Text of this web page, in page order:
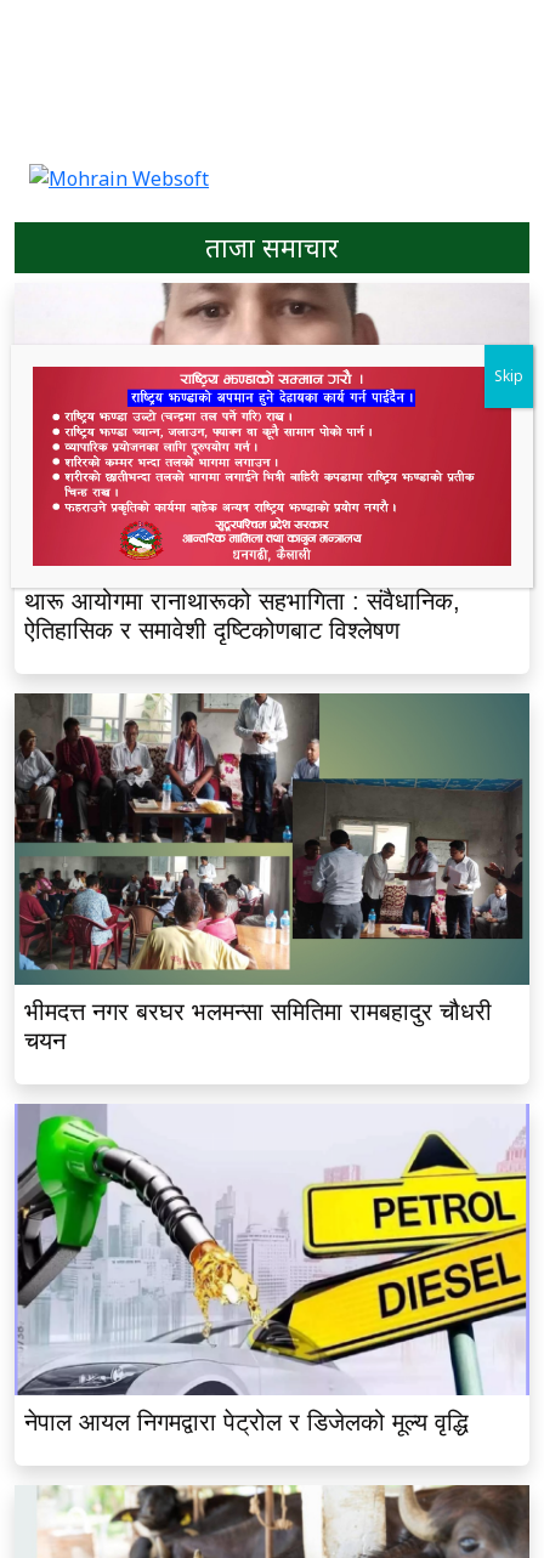
ताजा समाचार
थारू आयोगमा रानाथारूको सहभागिता : संवैधानिक,
ऐतिहासिक र समावेशी दृष्टिकोणबाट विश्लेषण
भीमदत्त नगर बरघर भलमन्सा समितिमा रामबहादुर चौधरी
चयन
नेपाल आयल निगमद्वारा पेट्रोल र डिजेलको मूल्य वृद्धि
Skip